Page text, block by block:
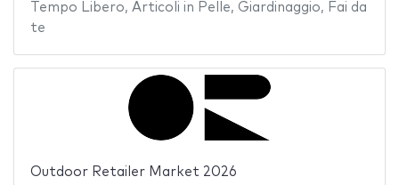
Tempo Libero, Articoli in Pelle, Giardinaggio, Fai da
te
Outdoor Retailer Market 2026